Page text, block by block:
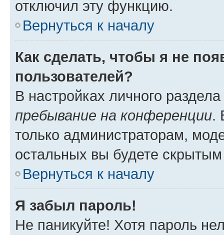
отключил эту функцию.
Вернуться к началу
Как сделать, чтобы я не
пользователей?
В настройках личного
пребывание на конференции.
только администраторам,
остальных вы будете
Вернуться к началу
Я забыл пароль!
Не паникуйте! Хотя пароль